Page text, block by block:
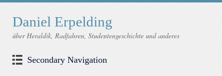
Daniel Erpelding
über Heraldik, Radfahren, Studentengeschichte und anderes
Secondary Navigation